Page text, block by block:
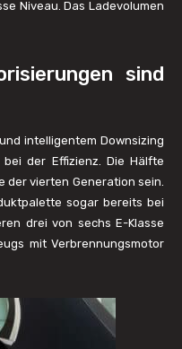
Niveau. Das Ladevolumen
sind
intelligentem Downsizing
der Effizienz. Die Hälfte
der vierten Generation sein.
sogar bereits bei
drei von sechs E-Klasse
mit Verbrennungsmotor